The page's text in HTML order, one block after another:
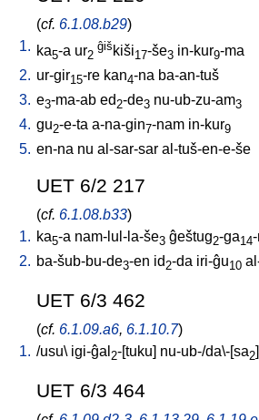
(cf. 6.1.08.b29)
1. ka5-a ur2
ĝiš kiši17-še3 in-kur9-ma
2. ur-gir15-re kan4-na ba-an-tuš
3. e3-ma-ab ed2-de3 nu-ub-zu-am3
4. gu2-e-ta a-na-gin7-nam in-kur9
5. en-na nu al-sar-sar al-tuš-en-e-še
UET 6/2 217
(cf. 6.1.08.b33)
1. ka5-a nam-lul-la-še3 ĝeštug2-ga14
2. ba-šub-bu-de3-en id2-da iri-ĝu10
UET 6/3 462
(cf. 6.1.09.a6, 6.1.10.7)
1. /usu\ igi-ĝal 2-[tuku] nu-ub-/da\-[sa2]
UET 6/3 464